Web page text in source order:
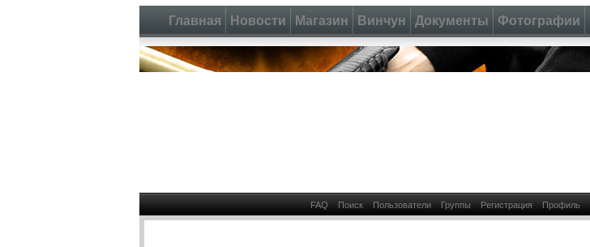
Главная Новости Магазин Винчун Документы Фотографии
FAQ Поиск Пользователи Группы Регистрация Профиль